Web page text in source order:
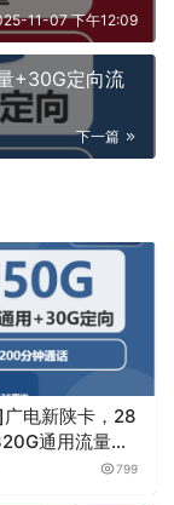
11-07 下午12:09
+30G定向流
下一篇
电新陕卡，28
通用流量
流量+200分钟通
799